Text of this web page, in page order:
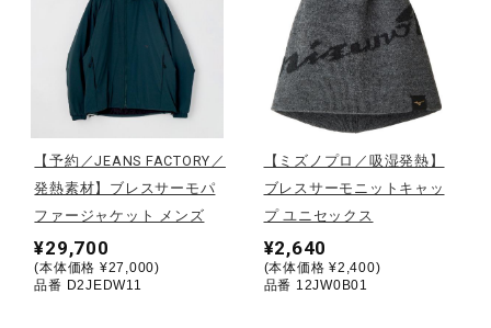
トレーニング
ゴルフ
【予約／JEANS FACTORY／
発熱素材】ブレスサーモパ
ファージャケット メンズ
¥29,700
(本体価格 ¥27,000)
品番 D2JEDW11
【ミズノプロ／吸湿発熱】
ブレスサーモニットキャッ
プ ユニセックス
¥2,640
(本体価格 ¥2,400)
品番 12JW0B01